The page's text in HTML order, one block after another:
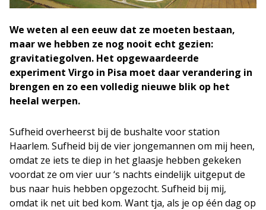
We weten al een eeuw dat ze moeten bestaan,
maar we hebben ze nog nooit echt gezien:
gravitatiegolven. Het opgewaardeerde
experiment Virgo in Pisa moet daar verandering in
brengen en zo een volledig nieuwe blik op het
heelal werpen.
Sufheid overheerst bij de bushalte voor station
Haarlem. Sufheid bij de vier jongemannen om mij heen,
omdat ze iets te diep in het glaasje hebben gekeken
voordat ze om vier uur ‘s nachts eindelijk uitgeput de
bus naar huis hebben opgezocht. Sufheid bij mij,
omdat ik net uit bed kom. Want tja, als je op één dag op